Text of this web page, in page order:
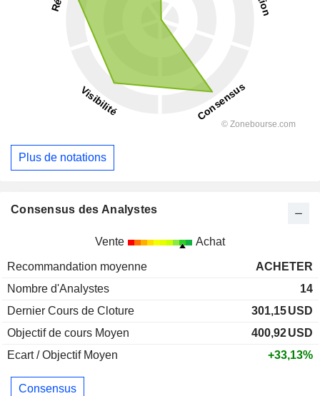
Plus de notations
Consensus des Analystes
Vente Achat
Recommandation moyenne
ACHETER
Nombre d'Analystes
14
Dernier Cours de Cloture
301,15USD
Objectif de cours Moyen
400,92USD
Ecart / Objectif Moyen
+33,13%
Consensus